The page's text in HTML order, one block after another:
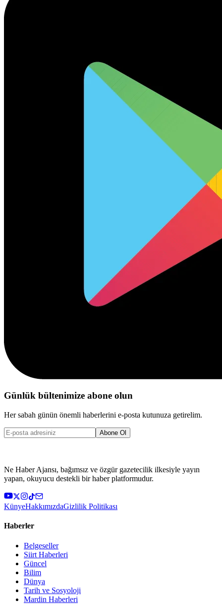
Günlük bültenimize abone olun
Her sabah günün önemli haberlerini e-posta kutunuza getirelim.
Abone Ol
Ne Haber Ajansı, bağımsız ve özgür gazetecilik ilkesiyle yayın
yapan, okuyucu destekli bir haber platformudur.
KünyeHakkımızdaGizlilik Politikası
Haberler
Belgeseller
Siirt Haberleri
Güncel
Bilim
Dünya
Tarih ve Sosyoloji
Mardin Haberleri